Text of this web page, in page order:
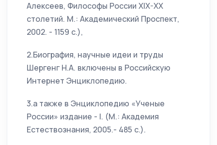
Алексеев, Философы России XIX-XX
столетий. М.: Академический Проспект,
2002. - 1159 с.),
2.Биография, научные идеи и труды
Шергенг Н.А. включены в Российскую
Интернет Энциклопедию.
3.а также в Энциклопедию «Ученые
России» издание - I. (М.: Академия
Естествознания, 2005.- 485 с.).